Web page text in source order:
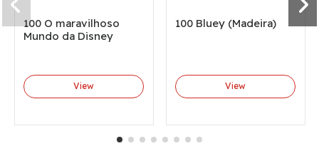
100 O maravilhoso
Mundo da Disney
View
100 Bluey (Madeira)
View